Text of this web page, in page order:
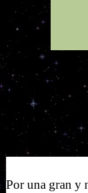
En marzo del
para colaborar
solidario, con
fundaciones:
leucemia y
Por una gran y